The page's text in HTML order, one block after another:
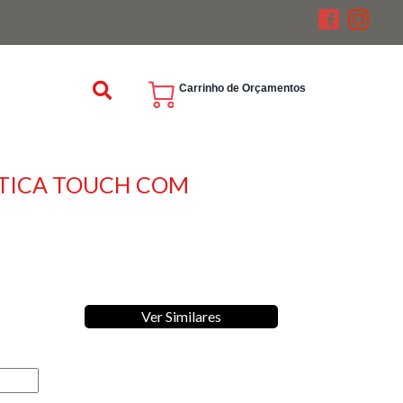
Carrinho de Orçamentos
TOUCH COM
Ver Similares